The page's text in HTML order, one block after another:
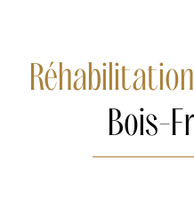
Bois-